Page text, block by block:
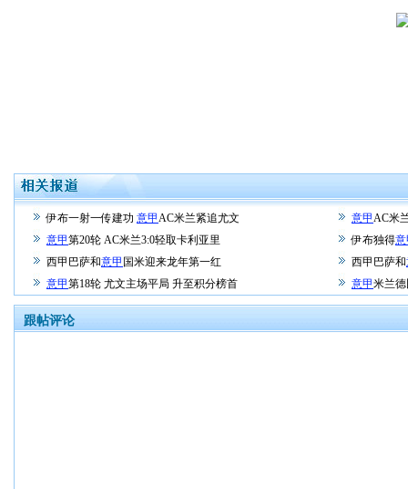
伊布一射一传建功 意甲AC米兰紧追尤文 意甲AC米
意甲第20轮 AC米兰3:0轻取卡利亚里 伊布独得
西甲巴萨和意甲 国米迎来龙年第一红 西甲巴萨和
意甲第18轮 尤文主场平局 升至积分榜首 意甲米兰
跟帖评论